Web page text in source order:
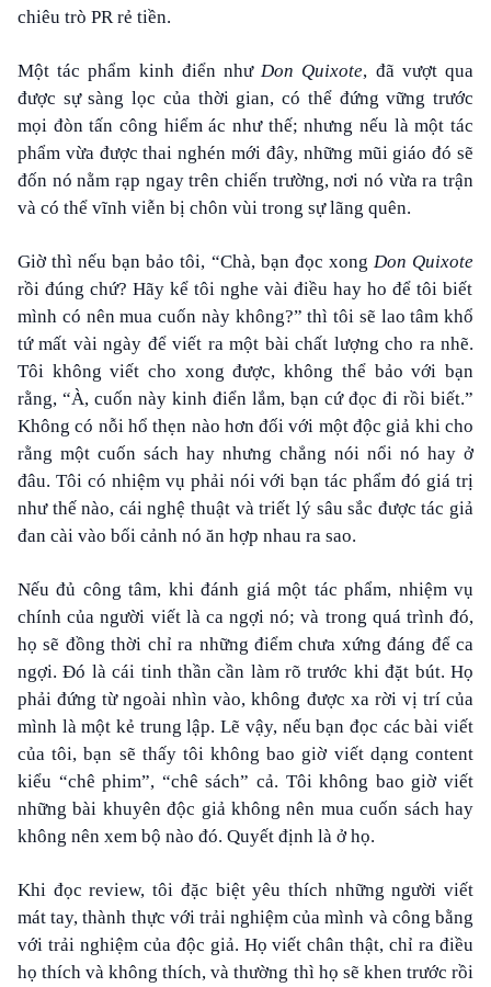
chiêu trò PR rẻ tiền.
Một tác phẩm kinh điển nhưDon Quixote, đã vượt qua
được sự sàng lọc của thời gian, có thể đứng vững trước
mọi đòn tấn công hiểm ác như thế; nhưng nếu là một tác
phẩm vừa được thai nghén mới đây, những mũi giáo đó sẽ
đốn nó nằm rạp ngay trên chiến trường, nơi nó vừa ra trận
và có thể vĩnh viễn bị chôn vùi trong sự lãng quên.
Giờ thì nếu bạn bảo tôi, “Chà, bạn đọc xong Don Quixote
rồi đúng chứ? Hãy kể tôi nghe vài điều hay ho để tôi biết
mình có nên mua cuốn này không?” thì tôi sẽ lao tâm khổ
tứ mất vài ngày để viết ra một bài chất lượng cho ra nhẽ.
Tôi không viết cho xong được, không thể bảo với bạn
rằng, “À, cuốn này kinh điển lắm, bạn cứ đọc đi rồi biết.”
Không có nỗi hổ thẹn nào hơn đối với một độc giả khi cho
rằng một cuốn sách hay nhưng chẳng nói nổi nó hay ở
đâu. Tôi có nhiệm vụ phải nói với bạn tác phẩm đó giá trị
như thế nào, cái nghệ thuật và triết lý sâu sắc được tác giả
đan cài vào bối cảnh nó ăn hợp nhau ra sao.
Nếu đủ công tâm, khi đánh giá một tác phẩm, nhiệm vụ
chính của người viết là ca ngợi nó; và trong quá trình đó,
họ sẽ đồng thời chỉ ra những điểm chưa xứng đáng để ca
ngợi. Đó là cái tinh thần cần làm rõ trước khi đặt bút. Họ
phải đứng từ ngoài nhìn vào, không được xa rời vị trí của
mình là một kẻ trung lập. Lẽ vậy, nếu bạn đọc các bài viết
của tôi, bạn sẽ thấy tôi không bao giờ viết dạng content
kiểu “chê phim”, “chê sách” cả. Tôi không bao giờ viết
những bài khuyên độc giả không nên mua cuốn sách hay
không nên xem bộ nào đó. Quyết định là ở họ.
Khi đọc review, tôi đặc biệt yêu thích những người viết
mát tay, thành thực với trải nghiệm của mình và công bằng
với trải nghiệm của độc giả. Họ viết chân thật, chỉ ra điều
họ thích và không thích, và thường thì họ sẽ khen trước rồi